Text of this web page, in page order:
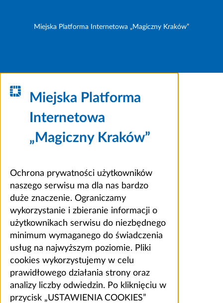
Miejska Platforma Internetowa „Magiczny Kraków”
Miejska Platforma
Internetowa
„Magiczny Kraków”
Ochrona prywatności użytkowników
naszego serwisu ma dla nas bardzo
duże znaczenie. Ograniczamy
wykorzystanie i zbieranie informacji o
użytkownikach serwisu do niezbędnego
minimum wymaganego do świadczenia
usług na najwyższym poziomie. Pliki
cookies wykorzystujemy w celu
prawidłowego działania strony oraz
analizy liczby odwiedzin. Po kliknięciu w
przycisk „USTAWIENIA COOKIES”